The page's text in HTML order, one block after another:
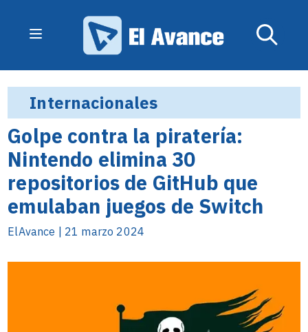
Internacionales
Golpe contra la piratería:
Nintendo elimina 30
repositorios de GitHub que
emulaban juegos de Switch
ElAvance | 21 marzo 2024